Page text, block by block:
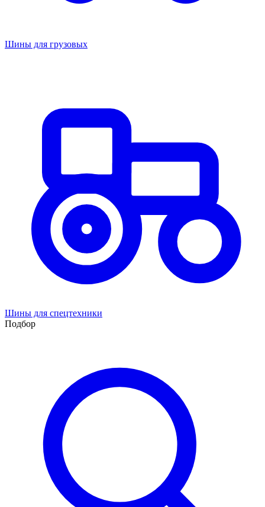
Шины для грузовых
Шины для спецтехники
Подбор